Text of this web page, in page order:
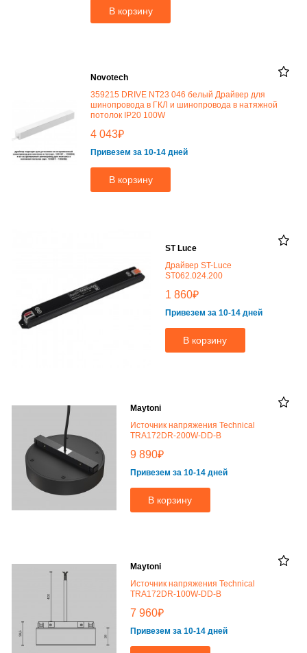
В корзину
Novotech
359215 DRIVE NT23 046 белый Драйвер для
шинопровода в ГКЛ и шинопровода в натяжной
потолок IP20 100W
4 043₽
Привезем за 10-14 дней
В корзину
ST Luce
Драйвер ST-Luce
ST062.024.200
1 860₽
Привезем за 10-14 дней
В корзину
Maytoni
Источник напряжения Technical
TRA172DR-200W-DD-B
9 890₽
Привезем за 10-14 дней
В корзину
Maytoni
Источник напряжения Technical
TRA172DR-100W-DD-B
7 960₽
Привезем за 10-14 дней